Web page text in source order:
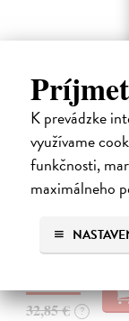
K prevádzke
využívame
funkčnosti,
maximálneho
Město a
Murakami Haruki
Ty jsi to byla, kdo
dlouho očekávaný
Na sklade
32,85 € ?